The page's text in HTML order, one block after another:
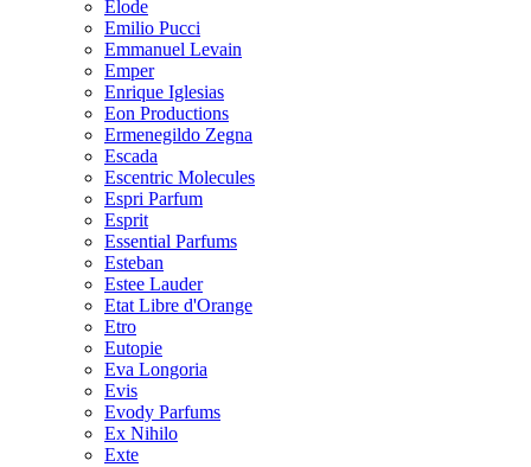
Elode
Emilio Pucci
Emmanuel Levain
Emper
Enrique Iglesias
Eon Productions
Ermenegildo Zegna
Escada
Escentric Molecules
Espri Parfum
Esprit
Essential Parfums
Esteban
Estee Lauder
Etat Libre d'Orange
Etro
Eutopie
Eva Longoria
Evis
Evody Parfums
Ex Nihilo
Exte